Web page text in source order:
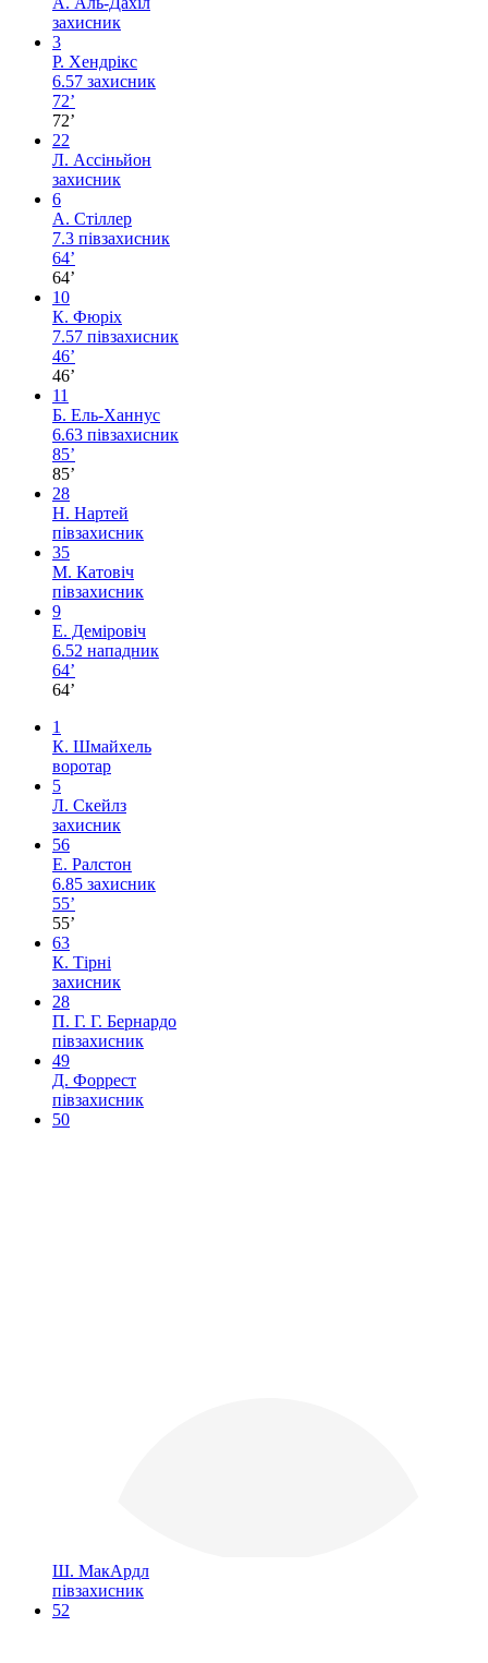
захисник
3
Р. Хендрікс
6.57 захисник
72’
72’
22
Л. Ассіньйон
захисник
6
А. Стіллер
7.3 півзахисник
64’
64’
10
К. Фюріх
7.57 півзахисник
46’
46’
11
Б. Ель-Ханнус
6.63 півзахисник
85’
85’
28
Н. Нартей
півзахисник
35
М. Катовіч
півзахисник
9
Е. Деміровіч
6.52 нападник
64’
64’
1
К. Шмайхель
воротар
5
Л. Скейлз
захисник
56
Е. Ралстон
6.85 захисник
55’
55’
63
К. Тірні
захисник
28
П. Г. Г. Бернардо
півзахисник
49
Д. Форрест
півзахисник
50
Ш. МакАрдл
півзахисник
52